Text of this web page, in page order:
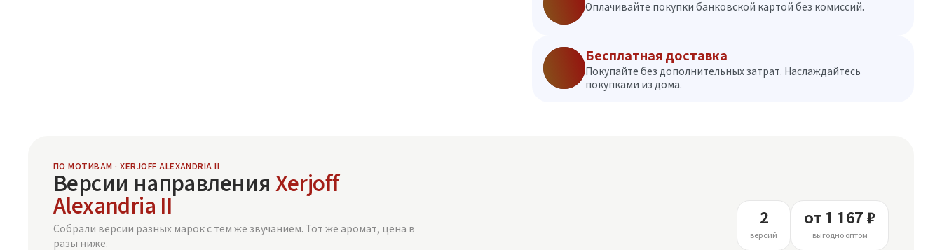
Оплачивайте покупки банковской картой без комиссий.
Бесплатная доставка
Покупайте без дополнительных затрат. Наслаждайтесь
покупками из дома.
ПО МОТИВАМ · XERJOFF ALEXANDRIA II
Версии направления Xerjoff
Alexandria II
Собрали версии разных марок с тем же звучанием. Тот же аромат, цена в
разы ниже.
2
версий
от 1 167 ₽
выгодно оптом